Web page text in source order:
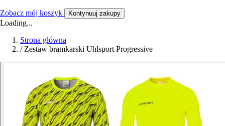
Zobacz mój koszyk Kontynuuj zakupy
Loading...
Strona główna
/ Zestaw bramkarski Uhlsport Progressive